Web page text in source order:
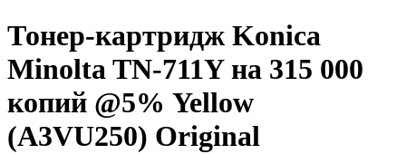
Тонер-картридж Konica
Minolta TN-711Y на 315 000
копий @5% Yellow
(A3VU250) Original